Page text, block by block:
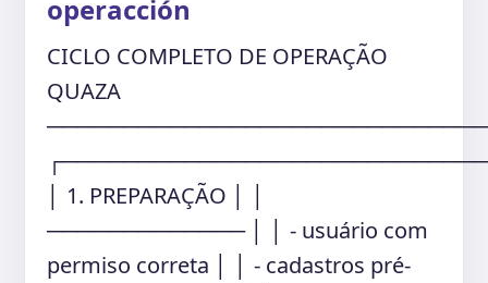
operacción
CICLO COMPLETO DE OPERAÇÃO
QUAZA
│ 1. PREPARAÇÃO │ │
───────────── │ │ - usuário com
permiso correta │ │ - cadastros pré-